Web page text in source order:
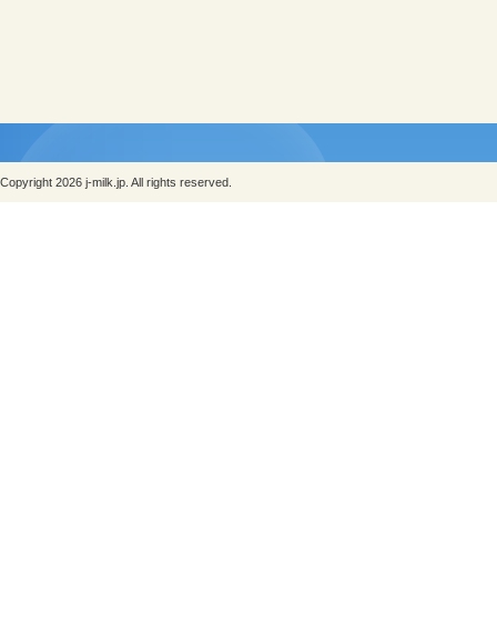
Copyright 2026 j-milk.jp. All rights reserved.